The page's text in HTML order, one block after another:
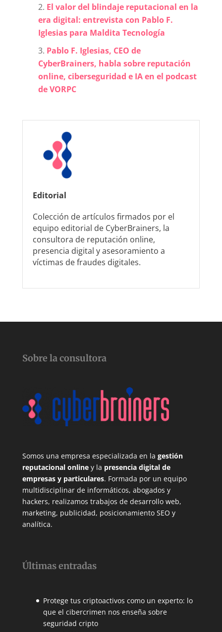
El valor del blindaje reputacional en la
era digital: entrevista con Pablo F.
Iglesias para Maldita Tecnología
Pablo F. Iglesias, CEO de
CyberBrainers, habla sobre reputación
online, ciberseguridad e IA en el podcast
de VORPC
Editorial
Colección de artículos firmados por el
equipo editorial de CyberBrainers, la
consultora de reputación online,
presencia digital y asesoramiento a
víctimas de fraudes digitales.
Sobre la consultora
Somos una empresa especializada en la gestión
reputacional onliney la presencia digital de
empresas y particulares. Formada por un equipo
multidisciplinar de informáticos, abogados y
hackers, realizamos trabajos de desarrollo web,
marketing, publicidad, posicionamiento SEO y
analítica.
Últimas entradas
Protege tus criptoactivos como un experto: lo
que el cibercrimen nos enseña sobre
seguridad cripto